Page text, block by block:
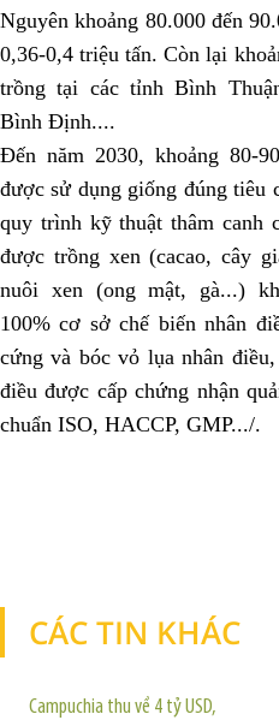
Nguyên khoảng 80.000 đến
0,36-0,4 triệu tấn. Còn lại
trồng tại các tỉnh Bình
Bình Định....
Đến năm 2030, khoảng 80-
được sử dụng giống đúng tiêu
quy trình kỹ thuật thâm canh
được trồng xen (cacao, cây
nuôi xen (ong mật, gà...)
100% cơ sở chế biến nhân
cứng và bóc vỏ lụa nhân
điều được cấp chứng nhận
chuẩn ISO, HACCP, GMP.../.
CÁC TIN KHÁC
Campuchia thu về 4 tỷ USD,